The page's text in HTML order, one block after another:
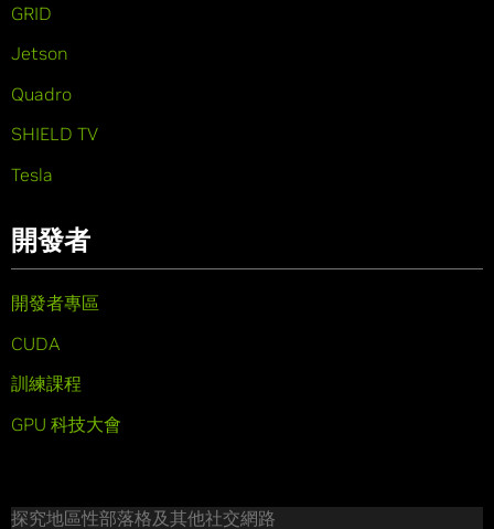
GRID
Jetson
Quadro
SHIELD TV
Tesla
開發者
開發者專區
CUDA
訓練課程
GPU 科技大會
探究地區性部落格及其他社交網路